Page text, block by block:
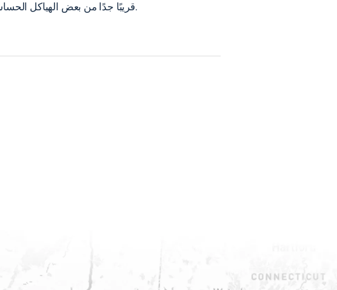
قريبًا جدًا من بعض الهياكل الحساسة للغاية للإشعاع، مثل الجزء السفلي من جذع الدماغ أو الحبل الشوكي والأعصاب البصرية.